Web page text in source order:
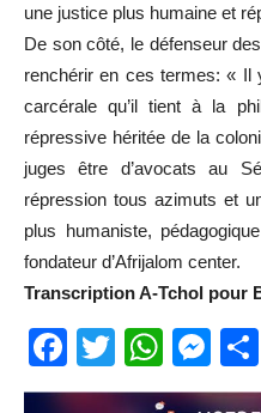
une justice plus humaine et
De son côté, le défenseur
renchérir en ces termes: « Il
carcérale qu’il tient à la
répressive héritée de la
juges être d’avocats au
répression tous azimuts et
plus humaniste,
fondateur d’Afrijalom center.
Transcription A-Tchol pour
Facebook
Twitter